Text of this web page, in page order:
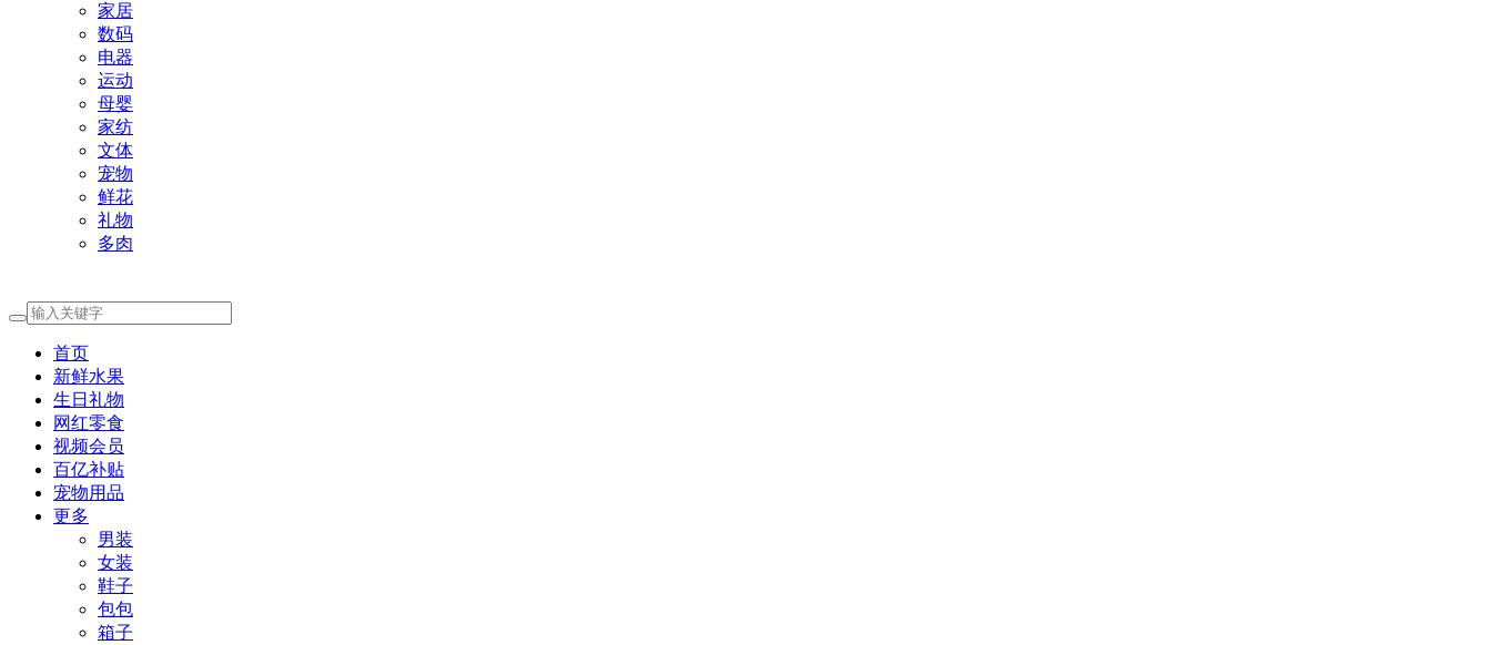
家居
数码
电器
运动
母婴
家纺
文体
宠物
鲜花
礼物
多肉
首页
新鲜水果
生日礼物
网红零食
视频会员
百亿补贴
宠物用品
更多
男装
女装
鞋子
包包
箱子